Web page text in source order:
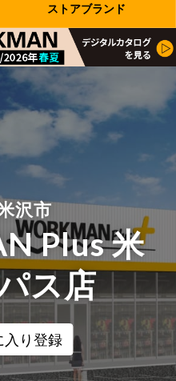
ストアブランド
沢市
Plus 米
ス店
入り登録